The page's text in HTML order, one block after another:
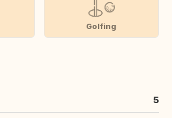
Golfing
5